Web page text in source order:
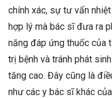
chính xác, sự tư vấn
hợp lý mà bác sĩ đưa ra
năng đáp ứng thuốc của
trị bệnh và tránh phát
tăng cao. Đây cũng là
như các y bác sĩ khác của